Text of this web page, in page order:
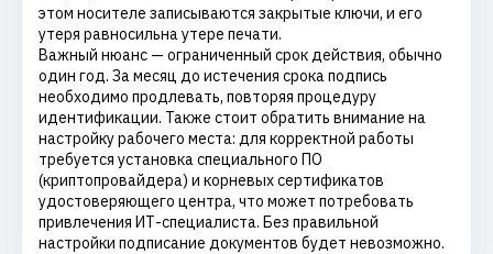
этом носителе записываются закрытые ключи, и его
утеря равносильна утере печати.
Важный нюанс — ограниченный срок действия, обычно
один год. За месяц до истечения срока подпись
необходимо продлевать, повторяя процедуру
идентификации. Также стоит обратить внимание на
настройку рабочего места: для корректной работы
требуется установка специального ПО
(криптопровайдера) и корневых сертификатов
удостоверяющего центра, что может потребовать
привлечения ИТ-специалиста. Без правильной
настройки подписание документов будет невозможно.